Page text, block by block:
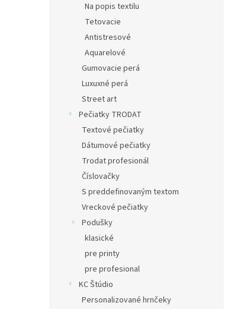
Na popis textilu
Tetovacie
Antistresové
Aquarelové
Gumovacie perá
Luxuxné perá
Street art
Pečiatky TRODAT
Textové pečiatky
Dátumové pečiatky
Trodat profesionál
Číslovačky
S preddefinovaným textom
Vreckové pečiatky
Podušky
klasické
pre printy
pre profesional
KC Štúdio
Personalizované hrnčeky